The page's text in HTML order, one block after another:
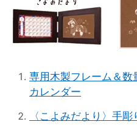
専用木製フレーム＆
カレンダー
〈こよみだより〉手